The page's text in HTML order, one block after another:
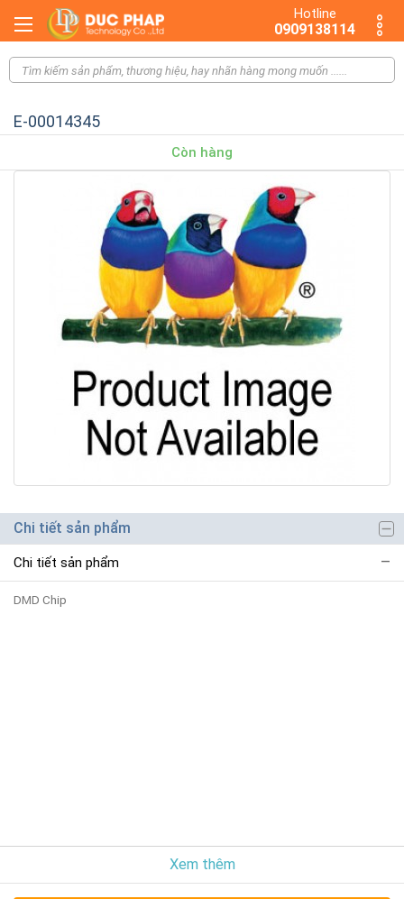
Hotline
0909138114
E-00014345
Còn hàng
Chi tiết sản phẩm
Chi tiết sản phẩm
DMD Chip
Xem thêm